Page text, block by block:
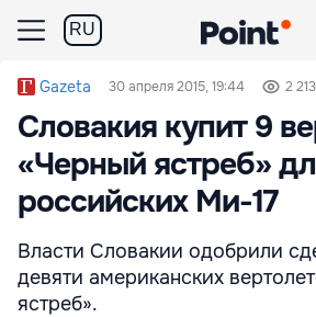
RU
Gazeta 30 апреля 2015, 19:44 2 213
Словакия купит 9
«Черный ястреб»
российских Ми-17
Власти Словакии одобрили
девяти американских
ястреб».